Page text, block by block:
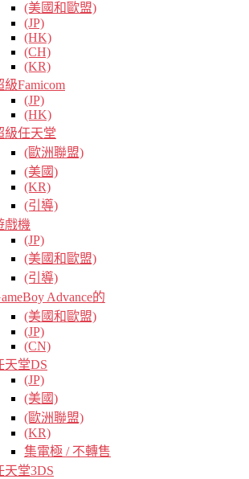
(美國和歐盟)
(JP)
(HK)
(CH)
(KR)
級Famicom
(JP)
(HK)
級任天堂
(歐洲聯盟)
(美國)
(KR)
(引導)
戲機
(JP)
(美國和歐盟)
(引導)
Advance的
(美國和歐盟)
(JP)
(CN)
天堂DS
(JP)
(美國)
(歐洲聯盟)
(KR)
集電極 / 不轉售
天堂3DS